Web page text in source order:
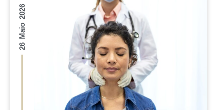
26 Maio 2026